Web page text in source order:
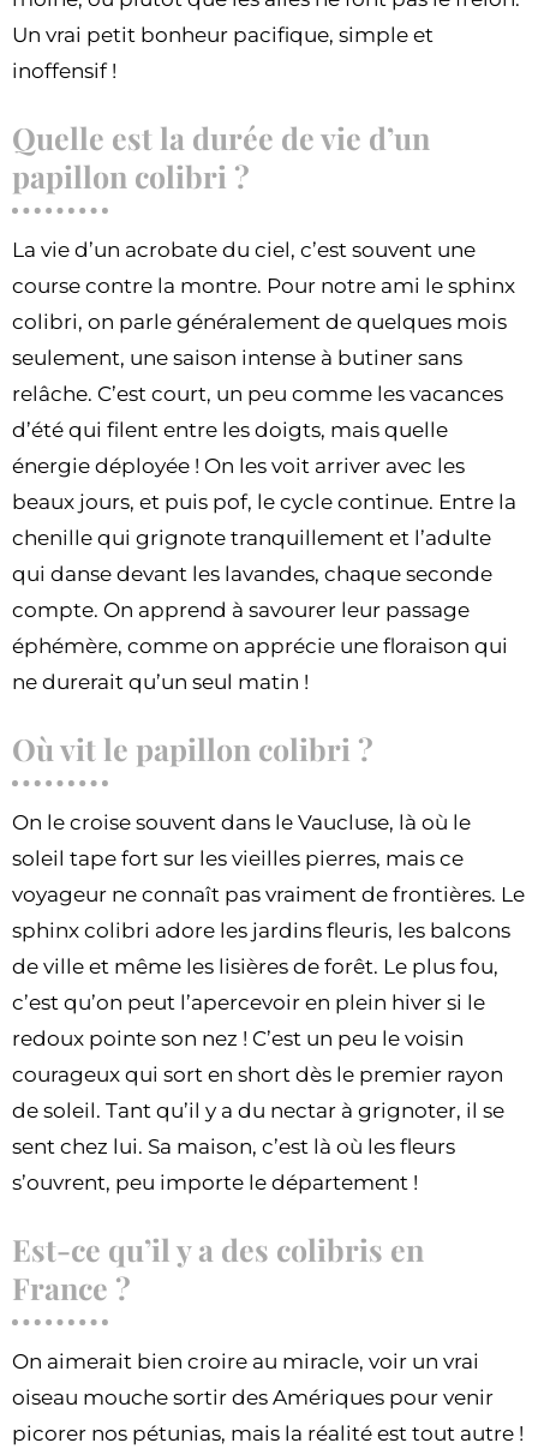
Un vrai petit bonheur pacifique, simple et
inoffensif !
Quelle est la durée de vie d’un
papillon colibri ?
La vie d’un acrobate du ciel, c’est souvent une
course contre la montre. Pour notre ami le sphinx
colibri, on parle généralement de quelques mois
seulement, une saison intense à butiner sans
relâche. C’est court, un peu comme les vacances
d’été qui filent entre les doigts, mais quelle
énergie déployée ! On les voit arriver avec les
beaux jours, et puis pof, le cycle continue. Entre la
chenille qui grignote tranquillement et l’adulte
qui danse devant les lavandes, chaque seconde
compte. On apprend à savourer leur passage
éphémère, comme on apprécie une floraison qui
ne durerait qu’un seul matin !
Où vit le papillon colibri ?
On le croise souvent dans le Vaucluse, là où le
soleil tape fort sur les vieilles pierres, mais ce
voyageur ne connaît pas vraiment de frontières. Le
sphinx colibri adore les jardins fleuris, les balcons
de ville et même les lisières de forêt. Le plus fou,
c’est qu’on peut l’apercevoir en plein hiver si le
redoux pointe son nez ! C’est un peu le voisin
courageux qui sort en short dès le premier rayon
de soleil. Tant qu’il y a du nectar à grignoter, il se
sent chez lui. Sa maison, c’est là où les fleurs
s’ouvrent, peu importe le département !
Est-ce qu’il y a des colibris en
France ?
On aimerait bien croire au miracle, voir un vrai
oiseau mouche sortir des Amériques pour venir
picorer nos pétunias, mais la réalité est tout autre !